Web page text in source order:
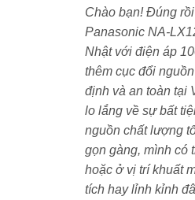
và tiết kiệm điện năng. Chi
khoảng 30 Yên.
Khả năng tự vệ sinh
Sau mỗi lần giặt, máy tự
trong và ngoài lồng giặt, kết
nấm mốc. Giữ vệ sinh và độ
Cảm biến AI ECONAVI
Hệ thống cảm biến AI
Chào bạn! Đúng
Panasonic NA-
Nhật với điện áp
thêm cục đổi
định và an toàn tại
lo lắng về sự bất
nguồn chất lượng
gọn gàng, mình có
hoặc ở vị trí khuất
tích hay lỉnh kỉnh